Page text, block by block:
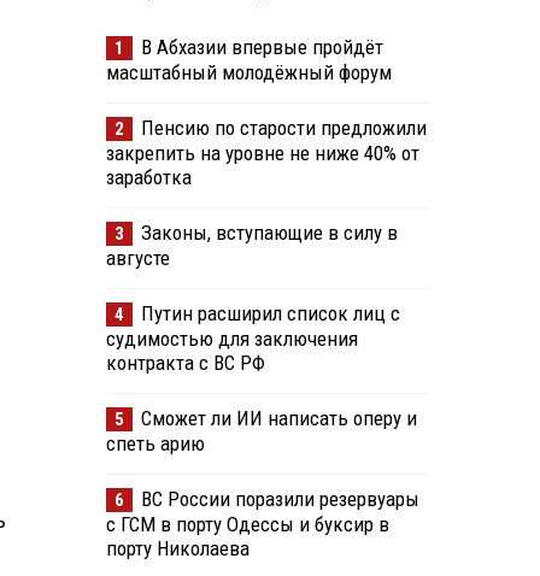
1
В Абхазии впервые пройдёт
масштабный молодёжный форум
2
Пенсию по старости предложили
закрепить на уровне не ниже 40% от
заработка
3
Законы, вступающие в силу в
августе
4
Путин расширил список лиц с
судимостью для заключения
контракта с ВС РФ
5
Сможет ли ИИ написать оперу и
спеть арию
6
ВС России поразили резервуары
с ГСМ в порту Одессы и буксир в
порту Николаева